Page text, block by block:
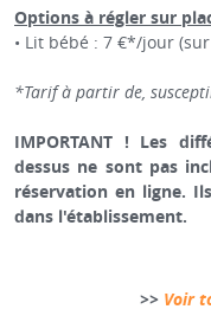
Options à régler sur
• Lit bébé : 7 €*/jour
*Tarif à partir de,
IMPORTANT ! Les
dessus ne sont pas
réservation en ligne.
dans l'établissement.
>> Voir